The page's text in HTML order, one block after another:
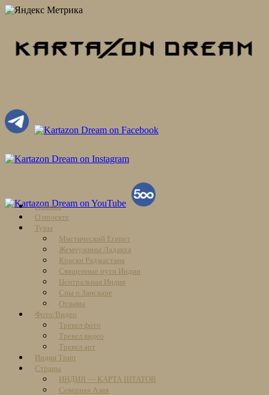
Skip
content
Главная
О проекте
Туры
Мистический Египет
Жемчужины Ладакха
Краски Раджастана
Священные пути Индии
Центральная Индия
Сны о Занскаре
Отзывы
Фото/Видео
Тревел фото
Тревел видео
Тревел арт
Индия Трип
Страны
ИНДИЯ — КАРТА ШТАТОВ
Северная Азия